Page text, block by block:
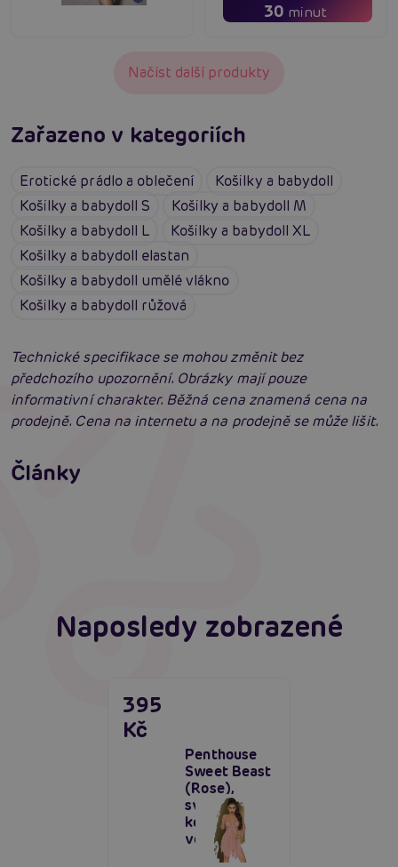
30 minut
Načíst další produkty
Zařazeno v kategoriích
Erotické prádlo a oblečení
Košilky a babydoll
Košilky a babydoll S
Košilky a babydoll M
Košilky a babydoll L
Košilky a babydoll XL
Košilky a babydoll elastan
Košilky a babydoll umělé vlákno
Košilky a babydoll růžová
Technické specifikace se mohou změnit bez
předchozího upozornění. Obrázky mají pouze
informativní charakter. Běžná cena znamená cena na
prodejně. Cena na internetu a na prodejně se může lišit.
Články
neodolatelně sexy
Číst více
Erotická inteligence: Příručka Sexiomů
Naposledy zobrazené
Penthouse
Sweet Beast
(Rose),
svůdná
košilka na
večer
395
Kč